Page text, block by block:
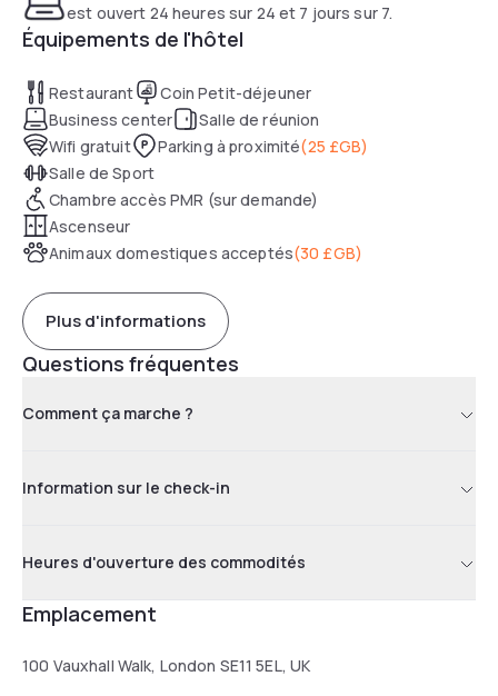
est ouvert 24 heures sur 24 et 7 jours sur 7.
Équipements de l'hôtel
Restaurant
Coin Petit-déjeuner
Business center
Salle de réunion
Wifi gratuit
Parking à proximité(25 £GB)
Salle de Sport
Chambre accès PMR (sur demande)
Ascenseur
Animaux domestiques acceptés(30 £GB)
Plus d'informations
Questions fréquentes
Comment ça marche ?
Information sur le check-in
Heures d'ouverture des commodités
Emplacement
100 Vauxhall Walk, London SE11 5EL, UK